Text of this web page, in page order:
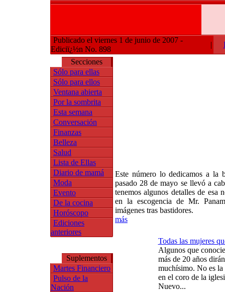
Publicado el viernes 1 de junio de 2007 -
Ediciï¿½n No. 898
|
Secciones
Sólo para ellas
Sólo para ellos
Ventana abierta
Por la sombrita
Esta semana
Conversación
Finanzas
Belleza
Salud
Lista de Ellas
Diario de mamá
Moda
Evento
De la cocina
Horóscopo
Ediciones
anteriores
Suplementos
Martes Financiero
Pulso de la
Nación
Este número lo dedicamos a la
pasado 28 de mayo se llevó a
tenemos algunos detalles de esa
en la escogencia de Mr.
imágenes tras bastidores.
más
Todas las mujeres
Algunos que
más de 20 años
muchísimo. No es la
en el coro de la
Nuevo...